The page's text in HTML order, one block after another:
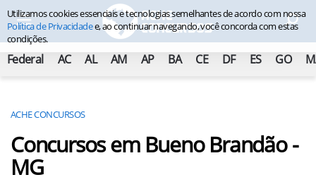
Federal AC AL AM AP BA CE DF ES GO
ACHE CONCURSOS
Concursos em Bueno Brandão -
MG
Utilizamos cookies essenciais e tecnologias semelhantes de acordo com nossa
Política de Privacidadee, ao continuar navegando, você concorda com estas
condições.